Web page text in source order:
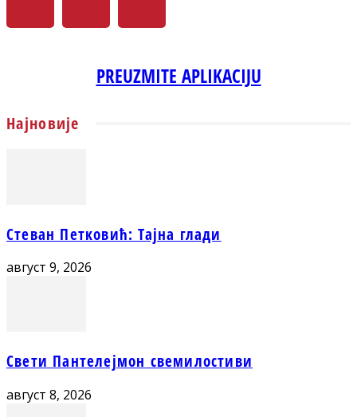
PREUZMITE APLIKACIJU
Најновије
Стеван Петковић: Тајна глади
август 9, 2026
Свети Пантелејмон свемилостиви
август 8, 2026